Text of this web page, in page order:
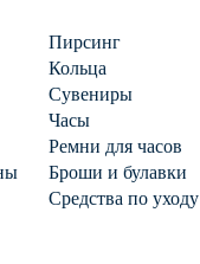
Пирсинг
Кольца
Сувениры
Часы
Ремни для часов
Броши и булавки
Средства по уходу